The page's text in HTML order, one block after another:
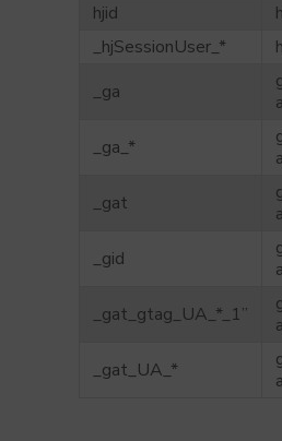
hjid
_hjSessionUser_*
_ga
_ga_*
_gat
_gid
_gat_gtag_UA_*_1”
_gat_UA_*